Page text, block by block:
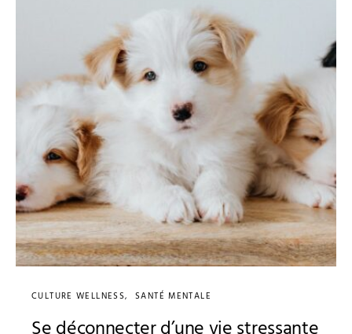
CULTURE WELLNESS SANTÉ MENTALE